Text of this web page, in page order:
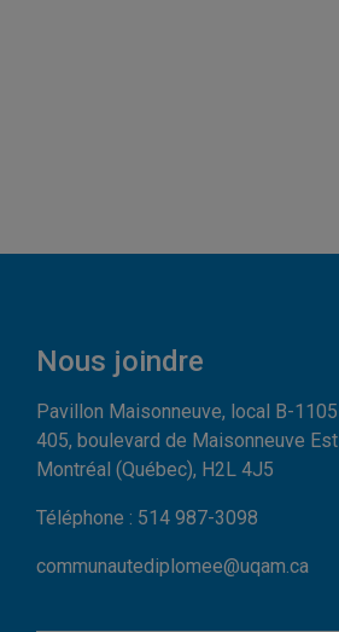
Nous joindre
Pavillon Maisonneuve, local B-1105
405, boulevard de Maisonneuve Est
Montréal (Québec), H2L 4J5
Téléphone : 514 987-3098
communautediplomee@uqam.ca